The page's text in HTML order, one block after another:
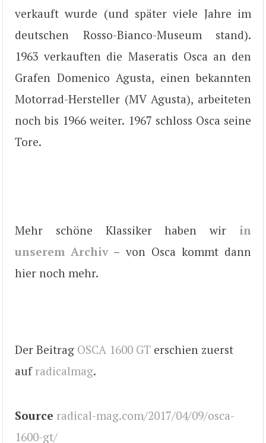
verkauft wurde (und später viele Jahre im
deutschen Rosso-Bianco-Museum stand).
1963 verkauften die Maseratis Osca an den
Grafen Domenico Agusta, einen bekannten
Motorrad-Hersteller (MV Agusta), arbeiteten
noch bis 1966 weiter. 1967 schloss Osca seine
Tore.
Mehr schöne Klassiker haben wir in
unserem Archiv– von Osca kommt dann
hier noch mehr.
Der Beitrag OSCA 1600 GT erschien zuerst
auf radicalmag.
Source radical-mag.com/2017/04/09/osca-
1600-gt/